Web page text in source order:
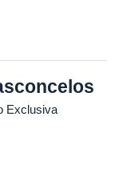
Exclusiva